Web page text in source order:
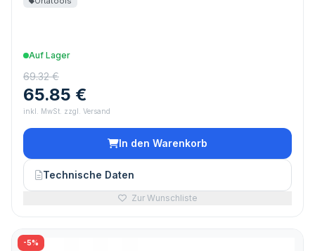
Auf Lager
69.32 €
65.85 €
inkl. MwSt. zzgl. Versand
In den Warenkorb
Technische Daten
Zur Wunschliste
-5%